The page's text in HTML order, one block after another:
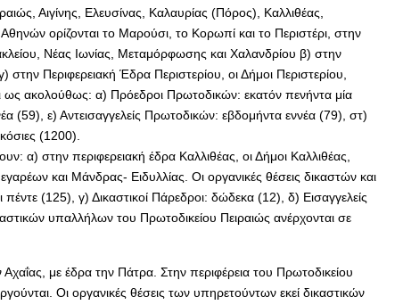
Αιγίνης, Ελευσίνας, Καλαυρίας (Πόρος), Καλλιθέας,
ορίζονται το Μαρούσι, το Κορωπί και το Περιστέρι, στην
Νέας Ιωνίας, Μεταμόρφωσης και Χαλανδρίου β) στην
Περιφερειακή Έδρα Περιστερίου, οι Δήμοι Περιστερίου,
ως ακολούθως: α) Πρόεδροι Πρωτοδικών: εκατόν πενήντα μία
(59), ε) Αντεισαγγελείς Πρωτοδικών: εβδομήντα εννέα (79), στ)
(1200).
α) στην περιφερειακή έδρα Καλλιθέας, οι Δήμοι Καλλιθέας,
και Μάνδρας- Ειδυλλίας. Οι οργανικές θέσεις δικαστών και
(125), γ) Δικαστικοί Πάρεδροι: δώδεκα (12), δ) Εισαγγελείς
υπαλλήλων του Πρωτοδικείου Πειραιώς ανέρχονται σε
με έδρα την Πάτρα. Στην περιφέρεια του Πρωτοδικείου
Οι οργανικές θέσεις των υπηρετούντων εκεί δικαστικών